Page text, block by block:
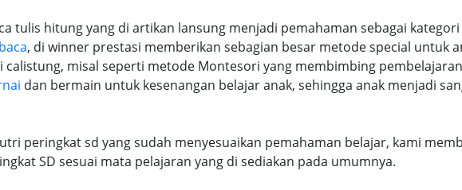
tulis hitung yang di artikan lansung menjadi pemahaman sebagai
, di winner prestasi memberikan sebagian besar metode special untuk
misal seperti metode Montesori yang membimbing
dan bermain untuk kesenangan belajar anak, sehingga anak menjadi
peringkat sd yang sudah menyesuaikan pemahaman belajar, kami
SD sesuai mata pelajaran yang di sediakan pada umumnya.